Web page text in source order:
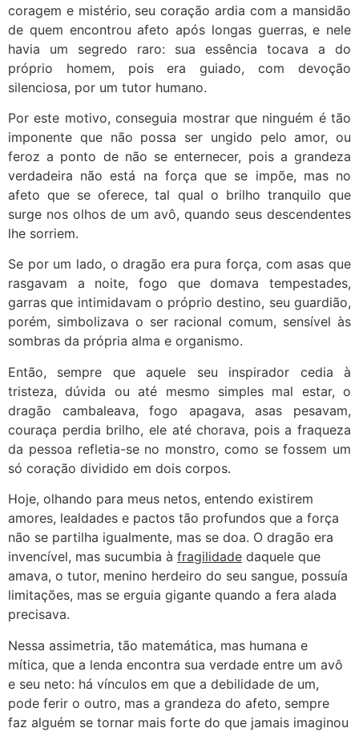
coragem e mistério, seu coração ardia com a mansidão
de quem encontrou afeto após longas guerras, e nele
havia um segredo raro: sua essência tocava a do
próprio homem, pois era guiado, com devoção
silenciosa, por um tutor humano.
Por este motivo, conseguia mostrar que ninguém é tão
imponente que não possa ser ungido pelo amor, ou
feroz a ponto de não se enternecer, pois a grandeza
verdadeira não está na força que se impõe, mas no
afeto que se oferece, tal qual o brilho tranquilo que
surge nos olhos de um avô, quando seus descendentes
lhe sorriem.
Se por um lado, o dragão era pura força, com asas que
rasgavam a noite, fogo que domava tempestades,
garras que intimidavam o próprio destino, seu guardião,
porém, simbolizava o ser racional comum, sensível às
sombras da própria alma e organismo.
Então, sempre que aquele seu inspirador cedia à
tristeza, dúvida ou até mesmo simples mal estar, o
dragão cambaleava, fogo apagava, asas pesavam,
couraça perdia brilho, ele até chorava, pois a fraqueza
da pessoa refletia-se no monstro, como se fossem um
só coração dividido em dois corpos.
Hoje, olhando para meus netos, entendo existirem
amores, lealdades e pactos tão profundos que a força
não se partilha igualmente, mas se doa. O dragão era
invencível, mas sucumbia à fragilidade daquele que
amava, o tutor, menino herdeiro do seu sangue, possuía
limitações, mas se erguia gigante quando a fera alada
precisava.
Nessa assimetria, tão matemática, mas humana e
mítica, que a lenda encontra sua verdade entre um avô
e seu neto: há vínculos em que a debilidade de um,
pode ferir o outro, mas a grandeza do afeto, sempre
faz alguém se tornar mais forte do que jamais imaginou